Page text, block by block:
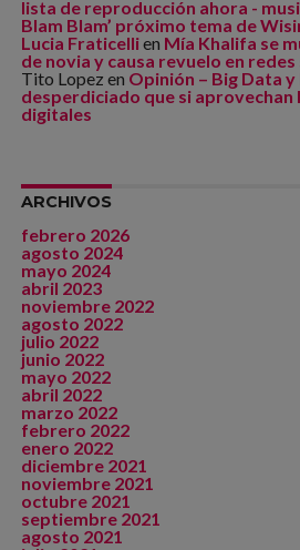
lista de reproducción ahora -
Blam Blam’ próximo tema de
Lucia Fraticellien Mía Khalifa se
de novia y causa revuelo en redes
Tito Lopez en Opinión – Big Data y
desperdiciado que si
digitales
ARCHIVOS
febrero 2026
agosto 2024
mayo 2024
abril 2023
noviembre 2022
agosto 2022
julio 2022
junio 2022
mayo 2022
abril 2022
marzo 2022
febrero 2022
enero 2022
diciembre 2021
noviembre 2021
octubre 2021
septiembre 2021
agosto 2021